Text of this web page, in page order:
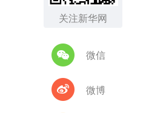
关注新华网
微信
微博